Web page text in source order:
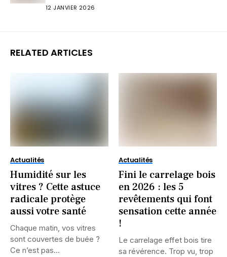
12 JANVIER 2026
RELATED ARTICLES
Actualités
Humidité sur les
vitres ? Cette astuce
radicale protège
aussi votre santé
Chaque matin, vos vitres
sont couvertes de buée ?
Ce n’est pas...
Actualités
Fini le carrelage bois
en 2026 : les 5
revêtements qui font
sensation cette année
!
Le carrelage effet bois tire
sa révérence. Trop vu, trop